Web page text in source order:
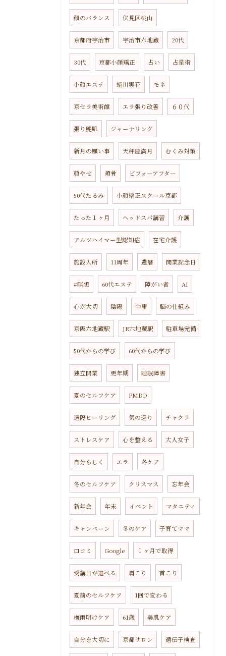
顔のバランス 伏見区桃山
京都府宇治市 宇治市六地蔵 20代
30代 京都小顔矯正 占い 占星術
小顔エステ 蜷川実花 モネ
京セラ美術館 エラ張り改善 ６０代
張り艶肌 ジャーナリング
新月の願い事 天秤座満月 むくみ対策
顔やせ 頬骨 ビフォーアフター
50代たるみ 小顔矯正スクール京都
たった１ヶ月 ヘッドスパ講習 介護
アルツハイマー型認知症 在宅介護
施設入所 11周年 還暦 開業記念日
#瞑想 60代エステ 障がい者 AI
心が大切 陰陽 中庸 脳の仕組み
京阪六地蔵駅 JR六地蔵駅 駐車場完備
50代からの学び 60代からの学び
独立開業 更年期 睡眠障害
夏のセルフケア PMDD
遠隔ヒーリング 気の巡り チャクラ
ストレスケア 心を整える 大人女子
自分らしく エラ 冬ケア
冬のセルフケア クリスマス 忘年会
新年会 年末 イベント マタニティ
キャンペーン 冬のケア 子育てママ
口コミ Google １ヶ月で取得
受講日が選べる 肩こり 首こり
夏前のセルフケア 1回で変わる
梅雨明けケア 61歳 美肌ケア
自分を大切に 京都サロン 遺伝子検査